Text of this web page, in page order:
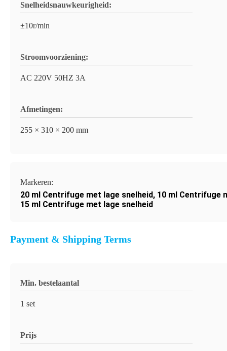
Snelheidsnauwkeurigheid:
±10r/min
Stroomvoorziening:
AC 220V 50HZ 3A
Afmetingen:
255 × 310 × 200 mm
Markeren:
20 ml Centrifuge met lage snelheid, 10 ml Centrifuge
15 ml Centrifuge met lage snelheid
Payment & Shipping Terms
Min. bestelaantal
1 set
Prijs